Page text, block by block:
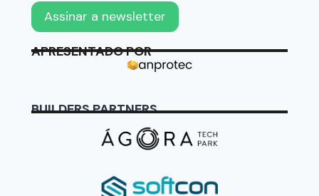
APRESENTADO POR
BUILDERS PARTNERS